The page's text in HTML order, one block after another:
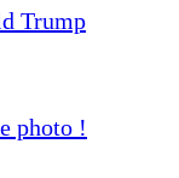
Trump
photo !